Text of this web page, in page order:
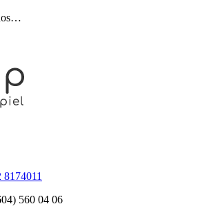
8174011
560 04 06